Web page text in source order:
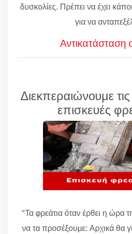
δυσκολίες. Πρέπει να έχει
για να
Διεκπεραιώνουμε
επισκευές
"Τα φρεάτια όταν έρθει η ώρα
να τα προσέξουμε: Αρχικά θα